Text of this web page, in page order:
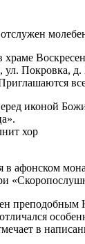
храме
ул. Покровка, д.
иконой
хор
в афонском
в